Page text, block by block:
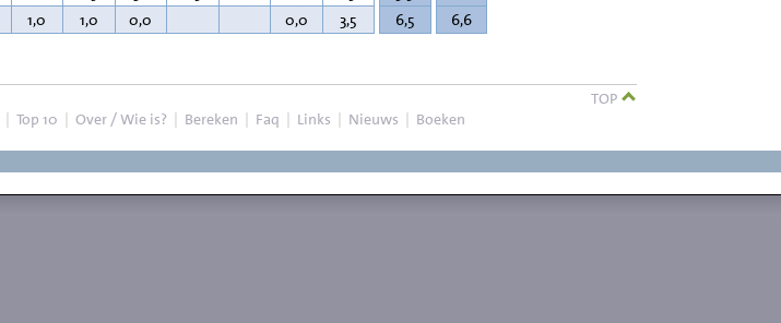
1,0 1,0 0,0 0,0 3,5 6,5 6,6
TOP
| Top 10 | Over / Wie is? | Bereken | Faq | Links | Nieuws | Boeken